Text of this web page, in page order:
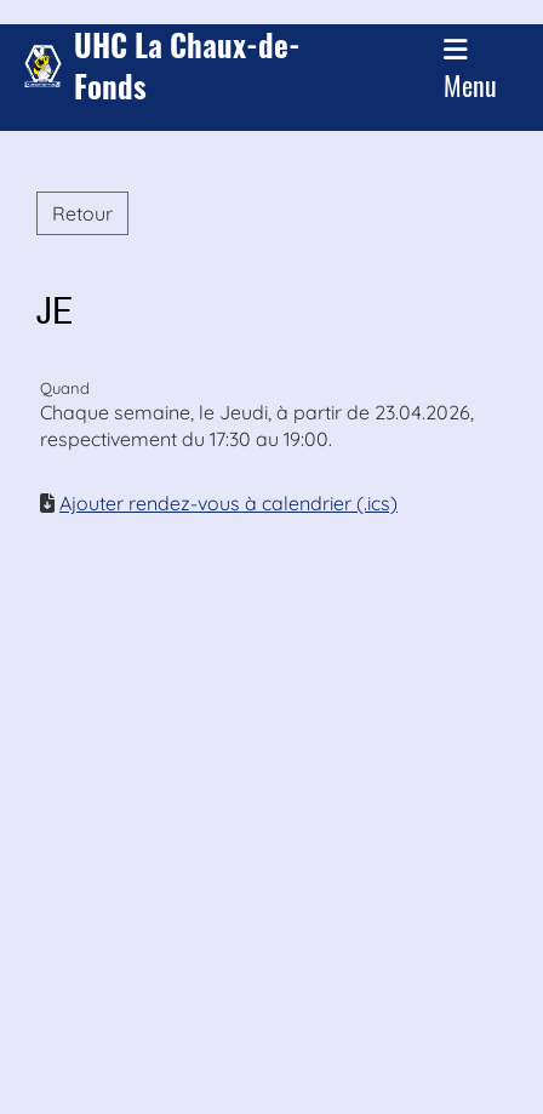
UHC La Chaux-de-
Fonds
Menu
Retour
JE
Quand
Chaque semaine, le Jeudi, à partir de 23.04.2026,
respectivement du 17:30 au 19:00.
Ajouter rendez-vous à calendrier (.ics)